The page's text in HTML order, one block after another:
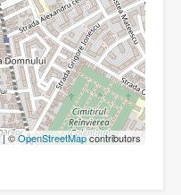
| ©OpenStreetMapcontributors